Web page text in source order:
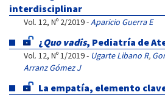
interdisciplinar
Vol. 12, Nº 2/2019 -Aparicio Guerra E
¿Quo vadis, Pediatría de
Vol. 12, Nº 1/2019 - Ugarte Libano R,
Arranz Gómez J
La empatía, elemento